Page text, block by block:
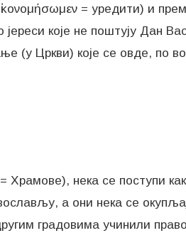
= уредити) и
које не поштују Дан
(у Цркви) које се овде, по
нека се поступи
а они нека се
градовима учинили